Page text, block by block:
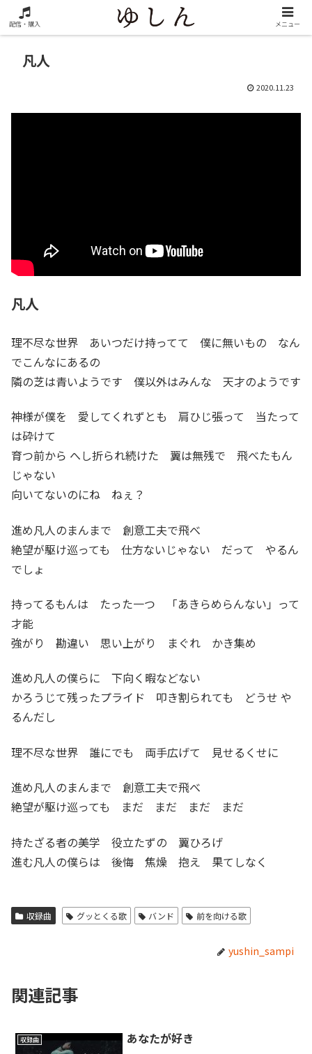
凡人
2020.11.23
凡人
理不尽な世界 あいつだけ持ってて 僕に無いもの なん
でこんなにあるの
隣の芝は青いようです 僕以外はみんな 天才のようです
神様が僕を 愛してくれずとも 肩ひじ張って 当たって
は砕けて
育つ前から へし折られ続けた 翼は無残で 飛べたもん
じゃない
向いてないのにね ねぇ？
進め凡人のまんまで 創意工夫で飛べ
絶望が駆け巡っても 仕方ないじゃない だって やるん
でしょ
持ってるもんは たった一つ 「あきらめらんない」って
才能
強がり 勘違い 思い上がり まぐれ かき集め
進め凡人の僕らに 下向く暇などない
かろうじて残ったプライド 叩き割られても どうせ や
るんだし
理不尽な世界 誰にでも 両手広げて 見せるくせに
進め凡人のまんまで 創意工夫で飛べ
絶望が駆け巡っても まだ まだ まだ まだ
持たざる者の美学 役立たずの 翼ひろげ
進む凡人の僕らは 後悔 焦燥 抱え 果てしなく
収録曲 グッとくる歌 バンド 前を向ける歌
yushin_sampi
関連記事
収録曲 あなたが好き
配信・購入 メニュー